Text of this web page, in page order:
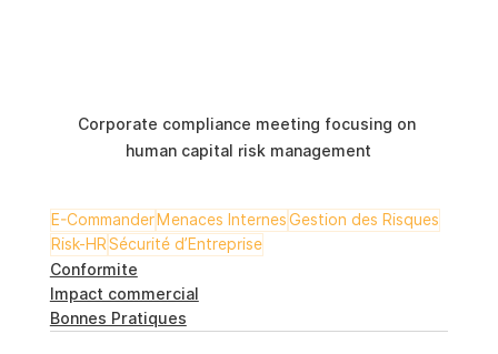
Corporate compliance meeting focusing on
human capital risk management
E-Commander Menaces InternesGestion des Risques
Risk-HRSécurité d’Entreprise
Conformite
Impact commercial
Bonnes Pratiques